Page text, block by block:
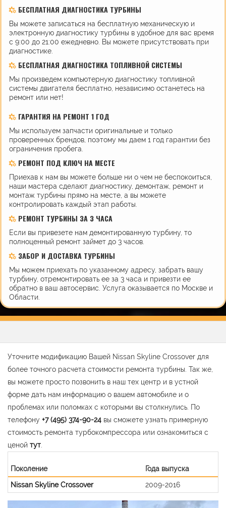
БЕСПЛАТНАЯ ДИАГНОСТИКА ТУРБИНЫ
Вы можете записаться на бесплатную механическую и
электронную диагностику турбины в удобное для вас время
с 9:00 до 21:00 ежедневно. Вы можете присутствовать при
диагностике.
БЕСПЛАТНАЯ ДИАГНОСТИКА ТОПЛИВНОЙ СИСТЕМЫ
Мы произведем компьютерную диагностику топливной
системы двигателя бесплатно, независимо останетесь на
ремонт или нет!
ГАРАНТИЯ НА РЕМОНТ 1 ГОД
Мы используем запчасти оригинальные и только
проверенных брендов, поэтому мы даем 1 год гарантии без
ограничения пробега.
РЕМОНТ ПОД КЛЮЧ НА МЕСТЕ
Приехав к нам вы можете больше ни о чем не беспокоиться,
наши мастера сделают диагностику, демонтаж, ремонт и
монтаж турбины прямо на месте, а вы можете
контролировать каждый этап работы.
РЕМОНТ ТУРБИНЫ ЗА 3 ЧАСА
Если вы привезете нам демонтированную турбину, то
полноценный ремонт займет до 3 часов.
ЗАБОР И ДОСТАВКА ТУРБИНЫ
Мы можем приехать по указанному адресу, забрать вашу
турбину, отремонтировать ее за 3 часа и привезти ее
обратно в ваш автосервис. Услуга оказывается по Москве и
Области.
Уточните модификацию Вашей Nissan Skyline Crossover для
более точного расчета стоимости ремонта турбины. Так же,
вы можете просто позвонить в наш тех центр и в устной
форме дать нам информацию о вашем автомобиле и о
проблемах или поломках с которыми вы столкнулись. По
телефону +7 (495) 374-90-24 вы сможете узнать примерную
стоимость ремонта турбокомпрессора или ознакомиться с
ценой тут
Поколение
Года выпуска
Nissan Skyline Crossover
2009-2016